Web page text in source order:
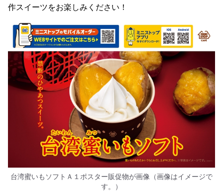
作スイーツをお楽しみください！
台湾蜜いもソフトＡ１ポスター販促物が画像（画像はイメージで
す。）